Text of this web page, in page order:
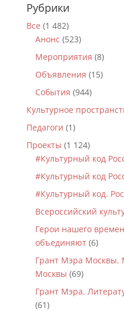
Рубрики
Все (1 482)
Анонс (523)
Мероприятия (8)
Объявления (15)
События (944)
Культурное
Педагоги (1)
Проекты (1 124)
#Культурный код
#Культурный код
#Культурный код.
Всероссийский
Герои нашего
объединяют(6)
Грант Мэра
Москвы (69)
Грант Мэра.
(61)